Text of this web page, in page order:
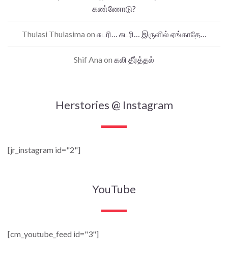
கண்ணோடு?
Thulasi Thulasima on சுடரி… சுடரி… இருளில் ஏங்காதே…
Shif Ana on கலி தீர்த்தல்
Herstories @ Instagram
[jr_instagram id="2"]
YouTube
[cm_youtube_feed id="3"]